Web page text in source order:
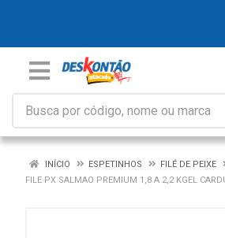
INÍCIO ESPETINHOS
FILÉ DE PEIXE
FILE PX SALMAO PREMIUM 1,8 A 2,2 KGEL